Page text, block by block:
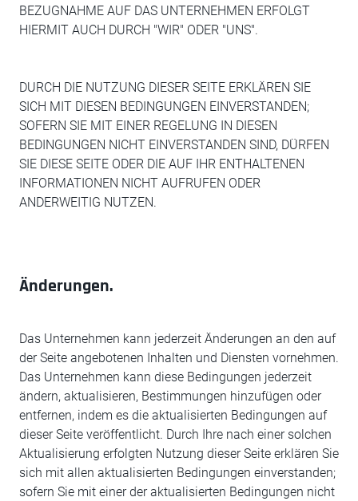
BEZUGNAHME AUF DAS UNTERNEHMEN ERFOLGT
HIERMIT AUCH DURCH "WIR" ODER "UNS".
DURCH DIE NUTZUNG DIESER SEITE ERKLÄREN SIE
SICH MIT DIESEN BEDINGUNGEN EINVERSTANDEN;
SOFERN SIE MIT EINER REGELUNG IN DIESEN
BEDINGUNGEN NICHT EINVERSTANDEN SIND, DÜRFEN
SIE DIESE SEITE ODER DIE AUF IHR ENTHALTENEN
INFORMATIONEN NICHT AUFRUFEN ODER
ANDERWEITIG NUTZEN.
Änderungen.
Das Unternehmen kann jederzeit Änderungen an den auf
der Seite angebotenen Inhalten und Diensten vornehmen.
Das Unternehmen kann diese Bedingungen jederzeit
ändern, aktualisieren, Bestimmungen hinzufügen oder
entfernen, indem es die aktualisierten Bedingungen auf
dieser Seite veröffentlicht. Durch Ihre nach einer solchen
Aktualisierung erfolgten Nutzung dieser Seite erklären Sie
sich mit allen aktualisierten Bedingungen einverstanden;
sofern Sie mit einer der aktualisierten Bedingungen nicht